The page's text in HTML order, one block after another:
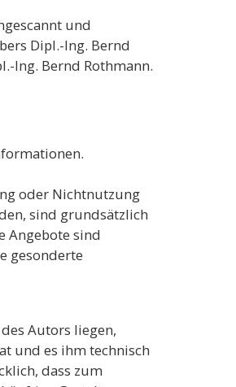
und
Dipl.-Ing. Bernd
Ing. Bernd Rothmann.
oder Nichtnutzung
sind grundsätzlich
Angebote sind
gesonderte
Autors liegen,
und es ihm technisch
dass zum